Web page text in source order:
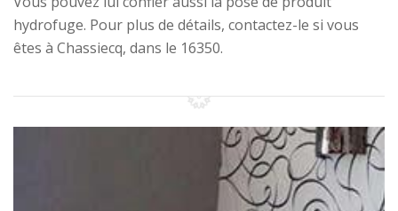
hydrofuge. Pour plus de détails, contactez-le si vous
êtes à Chassiecq, dans le 16350.